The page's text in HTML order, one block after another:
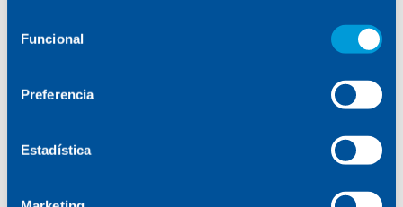
Funcional
Preferencia
Estadística